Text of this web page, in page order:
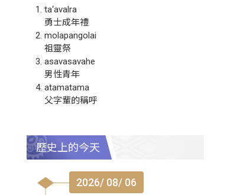
ta‘avalra
勇士成年禮
molapangolai
祖靈祭
asavasavahe
男性青年
atamatama
父字輩的稱呼
歷史上的今天
2026/ 08/ 06